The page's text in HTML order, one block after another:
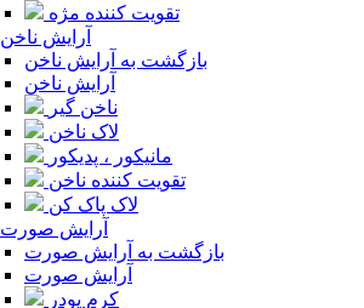
تقویت کننده مژه
آرایش ناخن
بازگشت به آرایش ناخن
آرایش ناخن
ناخن گیر
لاک ناخن
مانیکور ، پدیکور
تقویت کننده ناخن
لاک پاک کن
آرایش صورت
بازگشت به آرایش صورت
آرایش صورت
کرم پودر